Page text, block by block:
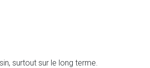
surtout sur le long terme.